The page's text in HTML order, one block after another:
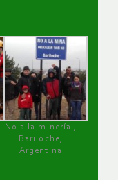
No a la minería ,
Bariloche,
Argentina